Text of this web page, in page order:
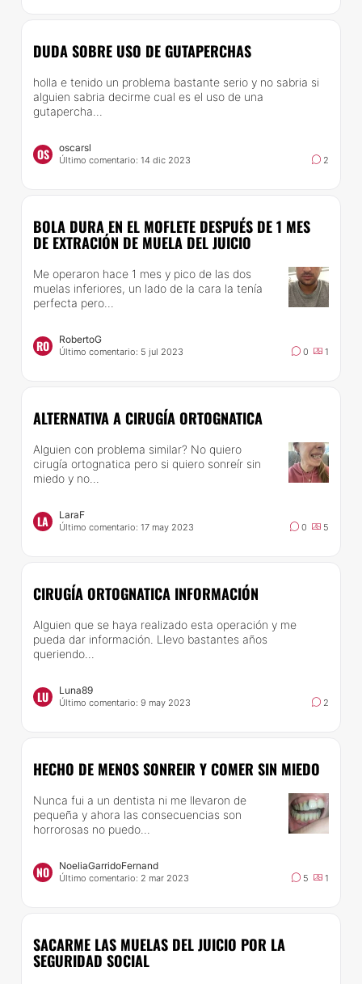
DUDA SOBRE USO DE GUTAPERCHAS
holla e tenido un problema bastante serio y no sabria si
alguien sabria decirme cual es el uso de una
gutapercha...
OS oscarsl
Último comentario: 14 dic 2023 2
BOLA DURA EN EL MOFLETE DESPUÉS DE 1 MES
DE EXTRACIÓN DE MUELA DEL JUICIO
Me operaron hace 1 mes y pico de las dos
muelas inferiores, un lado de la cara la tenía
perfecta pero...
RO RobertoG
Último comentario: 5 jul 2023 0 1
ALTERNATIVA A CIRUGÍA ORTOGNATICA
Alguien con problema similar? No quiero
cirugía ortognatica pero si quiero sonreír sin
miedo y no...
LA LaraF
Último comentario: 17 may 2023 0 5
CIRUGÍA ORTOGNATICA INFORMACIÓN
Alguien que se haya realizado esta operación y me
pueda dar información. Llevo bastantes años
queriendo...
LU Luna89
Último comentario: 9 may 2023 2
HECHO DE MENOS SONREIR Y COMER SIN MIEDO
Nunca fui a un dentista ni me llevaron de
pequeña y ahora las consecuencias son
horrorosas no puedo...
NO NoeliaGarridoFernand
Último comentario: 2 mar 2023 5 1
SACARME LAS MUELAS DEL JUICIO POR LA
SEGURIDAD SOCIAL